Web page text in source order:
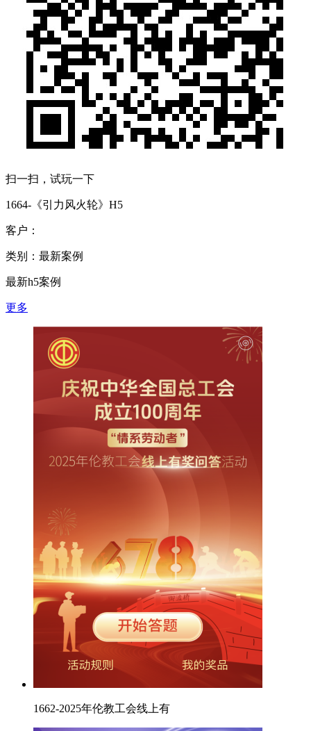
扫一扫，试玩一下
1664-《引力风火轮》H5
客户：
类别：最新案例
最新h5案例
更多
1662-2025年伦教工会线上有